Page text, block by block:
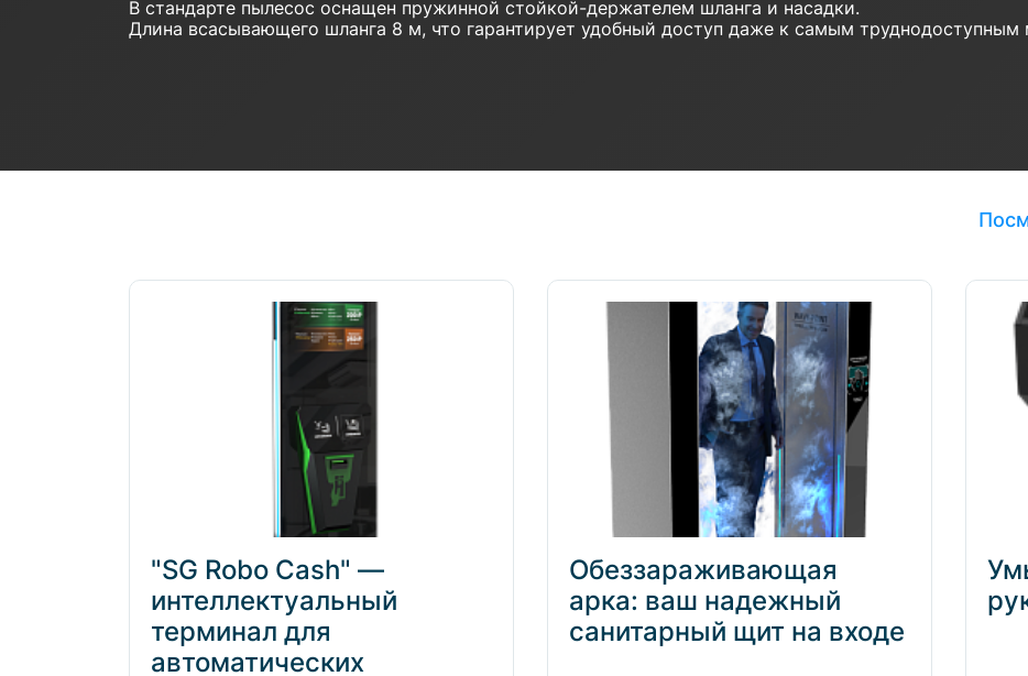
В стандарте пылесос оснащен пружинной стойкой-держателем шланга и насадки.
Длина всасывающего шланга 8 м, что гарантирует удобный доступ даже к самым труднодоступным
"SG Robo Cash" —
интеллектуальный
терминал для
автоматических
Обеззараживающая
арка: ваш надежный
санитарный щит на входе